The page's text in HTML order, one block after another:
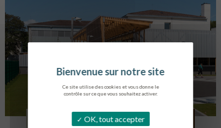
Ce site utilise des cookies et vous donne le
contrôle sur ce que vous souhaitez activer.
OK, tout accepter
COLLÈGE MONTMORENCY
BOURBONNE-LES-BAINS